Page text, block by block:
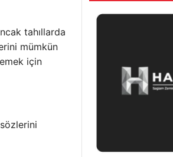
tahıllarda
mümkün
için